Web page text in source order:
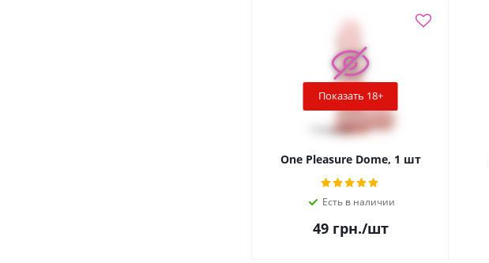
Показать 18+
One Pleasure Dome, 1 шт
Есть в наличии
49грн./шт